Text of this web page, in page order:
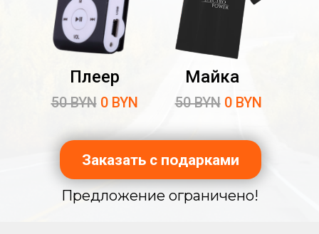
50 BYN 0 BYN
Плеер
50 BYN 0 BYN
Предложение ограничено!
Майка
Заказать с подарками